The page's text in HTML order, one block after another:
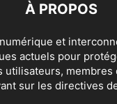
À PROPOS
et
actuels pour
utilisateurs, membres
sur les directives